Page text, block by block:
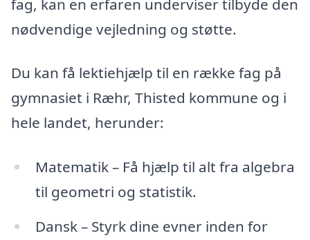
nødvendige vejledning og støtte.
Du kan få lektiehjælp til en række fag på
gymnasiet i Ræhr, Thisted kommune og i
hele landet, herunder:
Matematik – Få hjælp til alt fra algebra
til geometri og statistik.
Dansk – Styrk dine evner inden for